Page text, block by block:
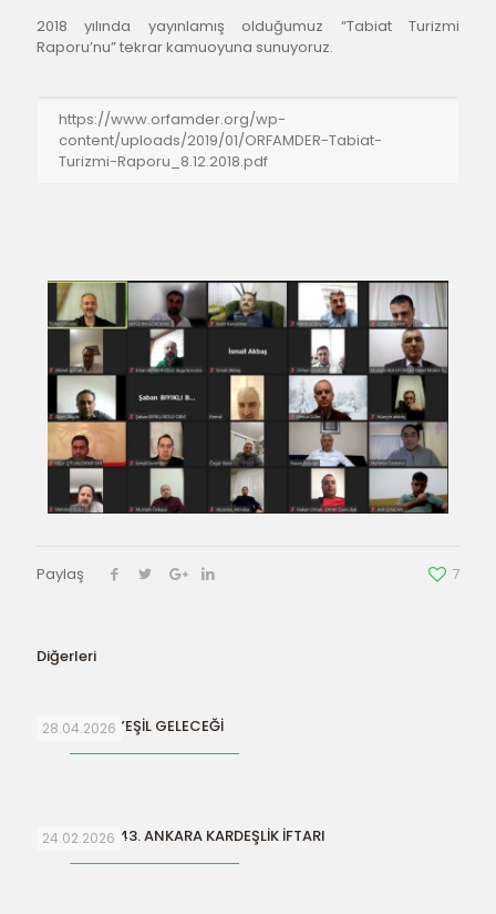
2018 yılında yayınlamış olduğumuz “Tabiat Turizmi
Raporu’nu” tekrar kamuoyuna sunuyoruz.
https://www.orfamder.org/wp-
content/uploads/2019/01/ORFAMDER-Tabiat-
Turizmi-Raporu_8.12.2018.pdf
Paylaş 7
Diğerleri
28.04.2026
SURİYE’NİN YEŞİL GELECEĞİ
24.02.2026
ORFAMDER 43. ANKARA KARDEŞLİK İFTARI